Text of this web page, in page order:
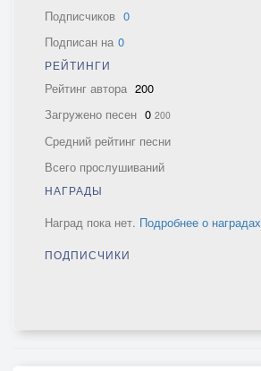
Подписчиков 0
Подписан на 0
РЕЙТИНГИ
Рейтинг автора 200
Загружено песен 0 200
Средний рейтинг песни
Всего прослушиваний
НАГРАДЫ
Наград пока нет. Подробнее о наградах
ПОДПИСЧИКИ